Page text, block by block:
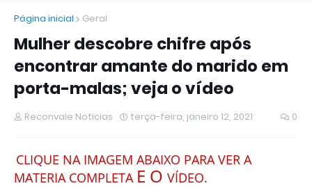
Página inicial Geral
Mulher descobre chifre após
encontrar amante do marido em
porta-malas; veja o vídeo
Reconvale Noticias terça-feira, janeiro 12, 2021 0
CLIQUE NA IMAGEM ABAIXO PARA VER A
MATERIA COMPLETA E O VÍDEO.